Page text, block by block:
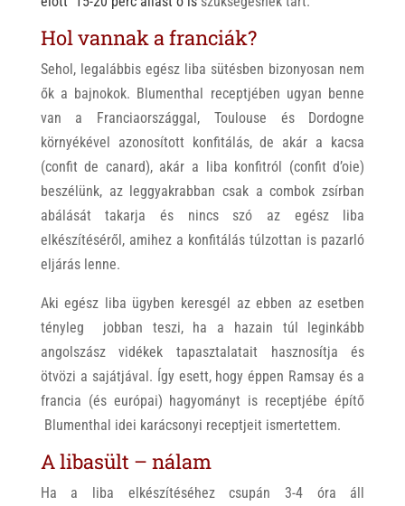
Hol vannak a franciák?
Sehol, legalábbis egész liba sütésben bizonyosan nem
ők a bajnokok. Blumenthal receptjében ugyan benne
van a Franciaországgal, Toulouse és Dordogne
környékével azonosított konfitálás, de akár a kacsa
(confit de canard), akár a liba konfitról (confit d’oie)
beszélünk, az leggyakrabban csak a combok zsírban
abálását takarja és nincs szó az egész liba
elkészítéséről, amihez a konfitálás túlzottan is pazarló
eljárás lenne.
Aki egész liba ügyben keresgél az ebben az esetben
tényleg jobban teszi, ha a hazain túl leginkább
angolszász vidékek tapasztalatait hasznosítja és
ötvözi a sajátjával. Így esett, hogy éppen Ramsay és a
francia (és európai) hagyományt is receptjébe építő
Blumenthal idei karácsonyi receptjeit ismertettem.
A libasült – nálam
Ha a liba elkészítéséhez csupán 3-4 óra áll